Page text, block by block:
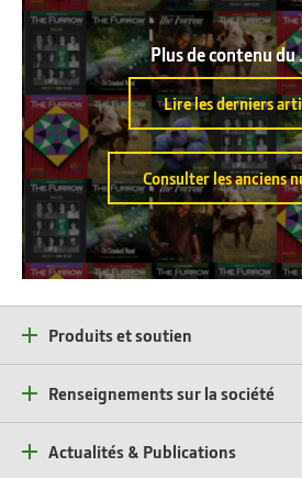
Plus de contenu du
Lire les derniers
Consulter les anciens
Produits et soutien
Renseignements sur la société
Actualités & Publications